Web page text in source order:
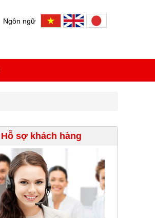
Ngôn ngữ
Hỗ sợ khách hàng